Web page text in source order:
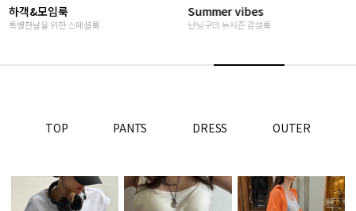
Summer vibes
난닝구의 뉴시즌 감성룩
베스트재진행
고객님들이 인정해주신 Steady seller
TOP PANTS DRESS OUTER